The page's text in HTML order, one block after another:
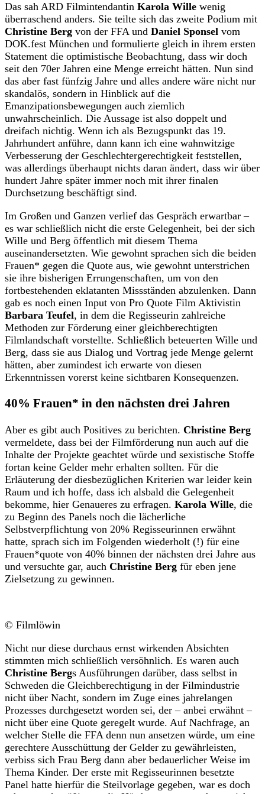
Das sah ARD Filmintendantin Karola Wille wenig
überraschend anders. Sie teilte sich das zweite Podium mit
Christine Berg von der FFA und Daniel Sponsel vom
DOK.fest München und formulierte gleich in ihrem ersten
Statement die optimistische Beobachtung, dass wir doch
seit den 70er Jahren eine Menge erreicht hätten. Nun sind
das aber fast fünfzig Jahre und alles andere wäre nicht nur
skandalös, sondern in Hinblick auf die
Emanzipationsbewegungen auch ziemlich
unwahrscheinlich. Die Aussage ist also doppelt und
dreifach nichtig. Wenn ich als Bezugspunkt das 19.
Jahrhundert anführe, dann kann ich eine wahnwitzige
Verbesserung der Geschlechtergerechtigkeit feststellen,
was allerdings überhaupt nichts daran ändert, dass wir über
hundert Jahre später immer noch mit ihrer finalen
Durchsetzung beschäftigt sind.
Im Großen und Ganzen verlief das Gespräch erwartbar –
es war schließlich nicht die erste Gelegenheit, bei der sich
Wille und Berg öffentlich mit diesem Thema
auseinandersetzten. Wie gewohnt sprachen sich die beiden
Frauen* gegen die Quote aus, wie gewohnt unterstrichen
sie ihre bisherigen Errungenschaften, um von den
fortbestehenden eklatanten Missständen abzulenken. Dann
gab es noch einen Input von Pro Quote Film Aktivistin
Barbara Teufel, in dem die Regisseurin zahlreiche
Methoden zur Förderung einer gleichberechtigten
Filmlandschaft vorstellte. Schließlich beteuerten Wille und
Berg, dass sie aus Dialog und Vortrag jede Menge gelernt
hätten, aber zumindest ich erwarte von diesen
Erkenntnissen vorerst keine sichtbaren Konsequenzen.
40% Frauen* in den nächsten drei Jahren
Aber es gibt auch Positives zu berichten. Christine Berg
vermeldete, dass bei der Filmförderung nun auch auf die
Inhalte der Projekte geachtet würde und sexistische Stoffe
fortan keine Gelder mehr erhalten sollten. Für die
Erläuterung der diesbezüglichen Kriterien war leider kein
Raum und ich hoffe, dass ich alsbald die Gelegenheit
bekomme, hier Genaueres zu erfragen. Karola Wille, die
zu Beginn des Panels noch die lächerliche
Selbstverpflichtung von 20% Regisseurinnen erwähnt
hatte, sprach sich im Folgenden wiederholt (!) für eine
Frauen*quote von 40% binnen der nächsten drei Jahre aus
und versuchte gar, auch Christine Berg für eben jene
Zielsetzung zu gewinnen.
© Filmlöwin
Nicht nur diese durchaus ernst wirkenden Absichten
stimmten mich schließlich versöhnlich. Es waren auch
Christine Bergs Ausführungen darüber, dass selbst in
Schweden die Gleichberechtigung in der Filmindustrie
nicht über Nacht, sondern im Zuge eines jahrelangen
Prozesses durchgesetzt worden sei, der – anbei erwähnt –
nicht über eine Quote geregelt wurde. Auf Nachfrage, an
welcher Stelle die FFA denn nun ansetzen würde, um eine
gerechtere Ausschüttung der Gelder zu gewährleisten,
verbiss sich Frau Berg dann aber bedauerlicher Weise im
Thema Kinder. Der erste mit Regisseurinnen besetzte
Panel hatte hierfür die Steilvorlage gegeben, war es doch